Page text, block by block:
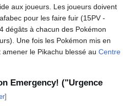
aux joueurs. Les joueurs doivent
pour les faire fuir (15PV -
dégâts à chacun des Pokémon
Une fois les Pokémon mis en
le Pikachu blessé au Centre
Emergency! ("Urgence
]